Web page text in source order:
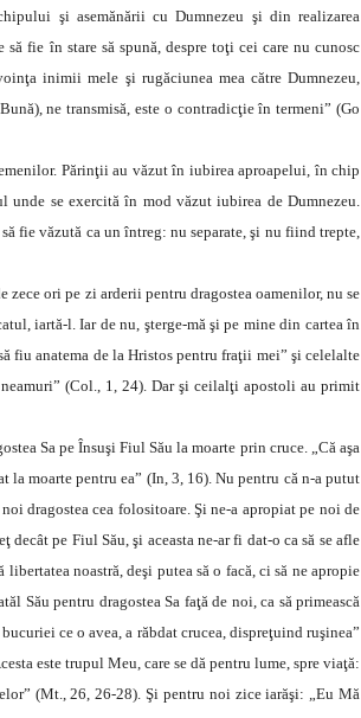
şi asemănării cu Dumnezeu şi din realizarea
fie în stare să spună, despre toţi cei care nu cunosc
inimii mele şi rugăciunea mea către Dumnezeu,
ne transmisă, este o contradicţie în termeni” (Go
Părinţii au văzut în iubirea aproapelui, în chip
se exercită în mod văzut iubirea de Dumnezeu.
fie văzută ca un întreg: nu separate, şi nu fiind trepte,
zece ori pe zi arderii pentru dragostea oamenilor, nu se
iartă-l. Iar de nu, şterge-mă şi pe mine din cartea în
fiu anatema de la Hristos pentru fraţii mei” şi celelalte
(Col., 1, 24). Dar şi ceilalţi apostoli au primit
Sa pe Însuşi Fiul Său la moarte prin cruce. „Că aşa
moarte pentru ea” (In, 3, 16). Nu pentru că n-a putut
dragostea cea folositoare. Şi ne-a apropiat pe noi de
pe Fiul Său, şi aceasta ne-ar fi dat-o ca să se afle
noastră, deşi putea să o facă, ci să ne apropie
Său pentru dragostea Sa faţă de noi, ca să primească
ce o avea, a răbdat crucea, dispreţuind ruşinea”
este trupul Meu, care se dă pentru lume, spre viaţă:
(Mt., 26, 26-28). Şi pentru noi zice iarăşi: „Eu Mă